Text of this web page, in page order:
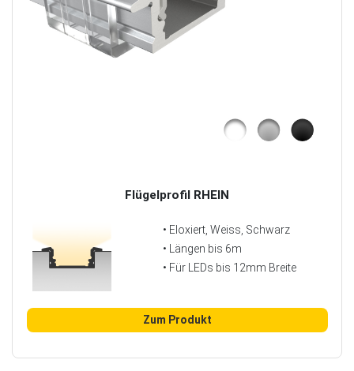
Flügelprofil RHEIN
• Eloxiert, Weiss, Schwarz
• Längen bis 6m
• Für LEDs bis 12mm Breite
Zum Produkt